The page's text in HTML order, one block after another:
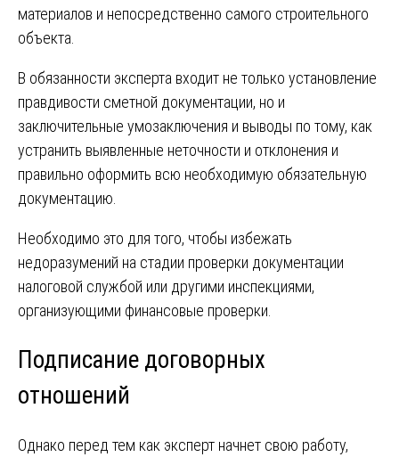
материалов и непосредственно самого строительного
объекта.
В обязанности эксперта входит не только установление
правдивости сметной документации, но и
заключительные умозаключения и выводы по тому, как
устранить выявленные неточности и отклонения и
правильно оформить всю необходимую обязательную
документацию.
Необходимо это для того, чтобы избежать
недоразумений на стадии проверки документации
налоговой службой или другими инспекциями,
организующими финансовые проверки.
Подписание договорных
отношений
Однако перед тем как эксперт начнет свою работу,